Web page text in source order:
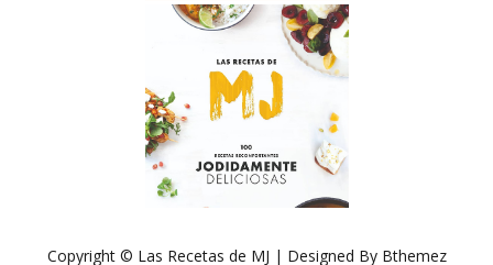
Copyright © Las Recetas de MJ | Designed By Bthemez